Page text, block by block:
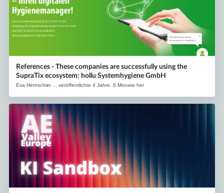
References - These companies are successfully using the
SupraTix ecosystem: hollu Systemhygiene GmbH
Eva Hernschier ... veröffentlichte 4 Jahre, 6 Monate her